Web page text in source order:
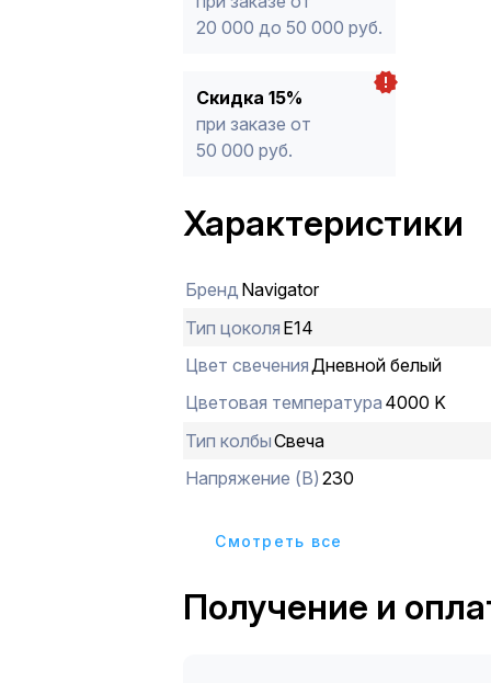
20 000 до 50 000 руб.
Скидка 15%
при заказе от
50 000 руб.
Характеристики
Бренд Navigator
Тип цоколя E14
Цвет свечения Дневной белый
Цветовая температура 4000 K
Тип колбыСвеча
Напряжение (В) 230
Cмотреть все
Получение и